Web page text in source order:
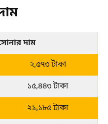
দাম
২,৫৭৩ টাকা
১৫,৪৪৩ টাকা
২১,১৮৫ টাকা